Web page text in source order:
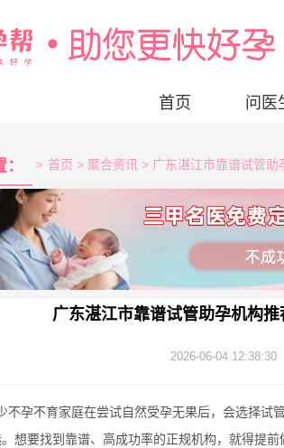
首页 问医
> 首页 > 聚合资讯 > 广东湛江市靠谱试管
广东湛江市靠谱试管助孕机构
2026-06-04 12:38:30
不孕不育家庭在尝试自然受孕无果后，会选择试
想要找到靠谱、高成功率的正规机构，就得提